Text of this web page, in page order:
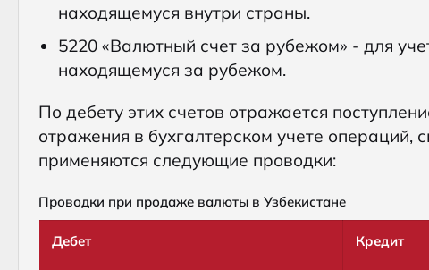
находящемуся внутри страны.
5220 «Валютный счет за рубежом» - для
находящемуся за рубежом.
По дебету этих счетов отражается
отражения в бухгалтерском учете
применяются следующие проводки:
Проводки при продаже валюты в Узбекистане
Дебет Кредит